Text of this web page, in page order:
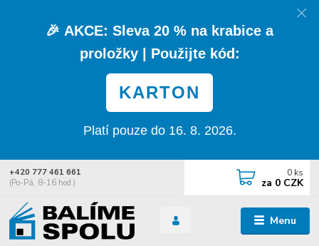
🎉 AKCE: Sleva 20 % na krabice a
proložky| Použijte kód:
KARTON
Platí pouze do 16. 8. 2026.
Menu
+420 777 461 661
(Po-Pá, 8-16 hod.)
0 ks
za 0 CZK